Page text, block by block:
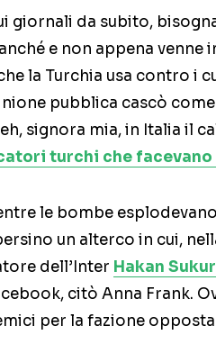
giornali da subito,
e non appena venne
la Turchia usa contro i
pubblica cascò
signora mia, in Italia il
turchi che
le bombe
un alterco in cui,
dell’Inter Hakan Sukur
citò Anna Frank.
per la fazione